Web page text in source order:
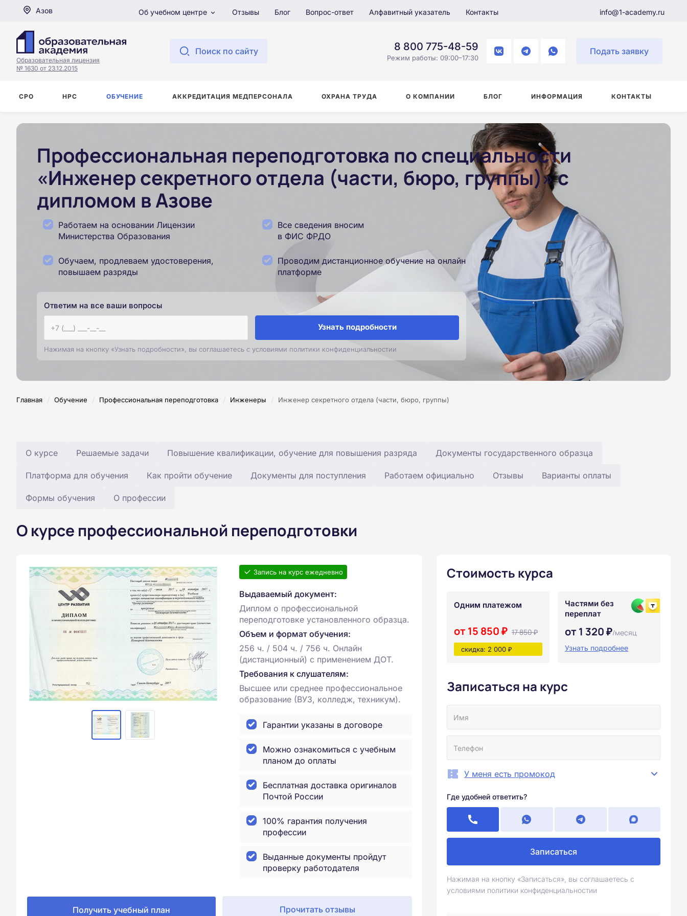
Азов Об учебном центре Отзывы Блог Вопрос-ответ Алфавитный указатель Контакты info@1-academy.ru
Образовательная лицензия
№ 1630 от 23.12.2015
Поиск по сайту 8 800 775-48-59
Режим работы: 09:00–17:30
Подать заявку
СРО НРС ОБУЧЕНИЕ АККРЕДИТАЦИЯ МЕДПЕРСОНАЛА ОХРАНА ТРУДА О КОМПАНИИ БЛОГ ИНФОРМАЦИЯ КОНТАКТЫ
Профессиональная переподготовка по специальности
«Инженер секретного отдела (части, бюро, группы)» с
дипломом в Азове
Работаем на основании Лицензии
Министерства Образования
Все сведения вносим
в ФИС ФРДО
Обучаем, продлеваем удостоверения,
повышаем разряды
Проводим дистанционное обучение на онлайн
платформе
Ответим на все ваши вопросы
Узнать подробности
Нажимая на кнопку «Узнать подробности», вы соглашаетесь с условиями политики конфиденциальностии
Главная / Обучение / Профессиональная переподготовка / Инженеры / Инженер секретного отдела (части, бюро, группы)
О курсе Решаемые задачи Повышение квалификации, обучение для повышения разряда Документы государственного образца
Платформа для обучения Как пройти обучение Документы для поступления Работаем официально Отзывы Варианты оплаты
Формы обучения О профессии
О курсе профессиональной переподготовки
Запись на курс ежедневно
Выдаваемый документ:
Диплом о профессиональной
переподготовке установленного образца.
Объем и формат обучения:
256 ч. / 504 ч. / 756 ч. Онлайн
(дистанционный) с применением ДОТ.
Требования к слушателям:
Высшее или среднее профессиональное
образование (ВУЗ, колледж, техникум).
Гарантии указаны в договоре
Можно ознакомиться с учебным
планом до оплаты
Бесплатная доставка оригиналов
Почтой России
100% гарантия получения
профессии
Выданные документы пройдут
проверку работодателя
Получить учебный план Прочитать отзывы
Стоимость курса
Одним платежом
от 15 850 ₽ 17 850 ₽
скидка: 2 000 ₽
Частями без
переплат
от 1 320 ₽/месяц
Узнать подробнее
Записаться на курс
У меня есть промокод
Где удобней ответить?
Записаться
Нажимая на кнопку «Записаться», вы соглашаетесь с
условиями политики конфиденциальностии